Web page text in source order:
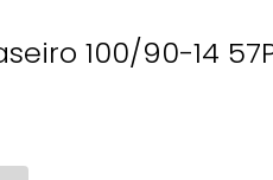
100/90-14